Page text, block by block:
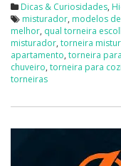
Dicas & Curiosidades,
misturador, modelos
melhor, qual torneira
misturador, torneira
apartamento, torneira
chuveiro, torneira para
torneiras